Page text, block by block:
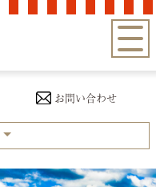
お問い合わせ